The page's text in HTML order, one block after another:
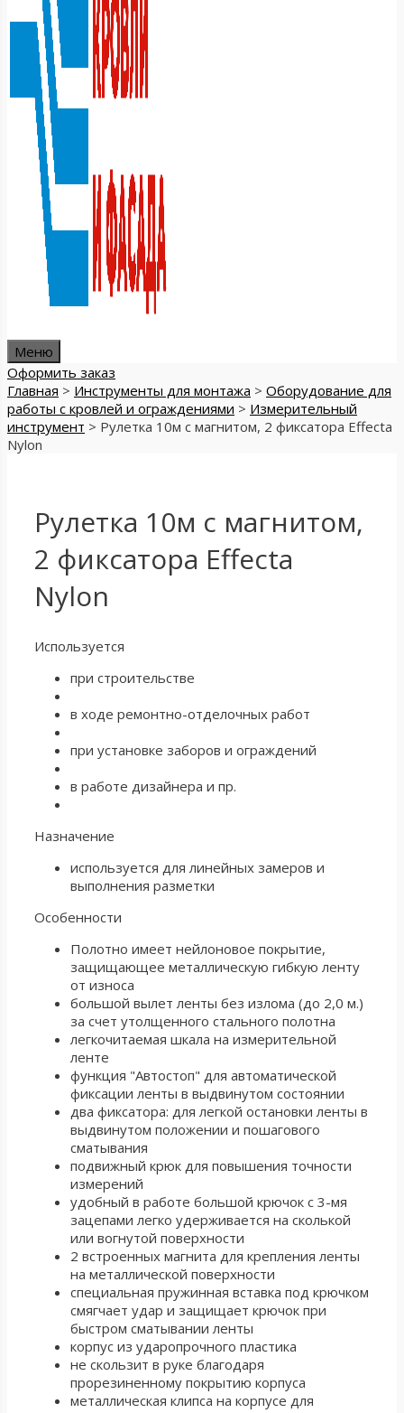
Меню
Оформить заказ
Главная > Инструменты для монтажа > Оборудование для
работы с кровлей и ограждениями > Измерительный
инструмент > Рулетка 10м с магнитом, 2 фиксатора Effecta
Nylon
Рулетка 10м с магнитом,
2 фиксатора Effecta
Nylon
Используется
при строительстве
в ходе ремонтно-отделочных работ
при установке заборов и ограждений
в работе дизайнера и пр.
Назначение
используется для линейных замеров и
выполнения разметки
Особенности
Полотно имеет нейлоновое покрытие,
защищающее металлическую гибкую ленту
от износа
большой вылет ленты без излома (до 2,0 м.)
за счет утолщенного стального полотна
легкочитаемая шкала на измерительной
ленте
функция "Автостоп" для автоматической
фиксации ленты в выдвинутом состоянии
два фиксатора: для легкой остановки ленты в
выдвинутом положении и пошагового
сматывания
подвижный крюк для повышения точности
измерений
удобный в работе большой крючок с 3-мя
зацепами легко удерживается на сколькой
или вогнутой поверхности
2 встроенных магнита для крепления ленты
на металлической поверхности
специальная пружинная вставка под крючком
смягчает удар и защищает крючок при
быстром сматывании ленты
корпус из ударопрочного пластика
не скользит в руке благодаря
прорезиненному покрытию корпуса
металлическая клипса на корпусе для